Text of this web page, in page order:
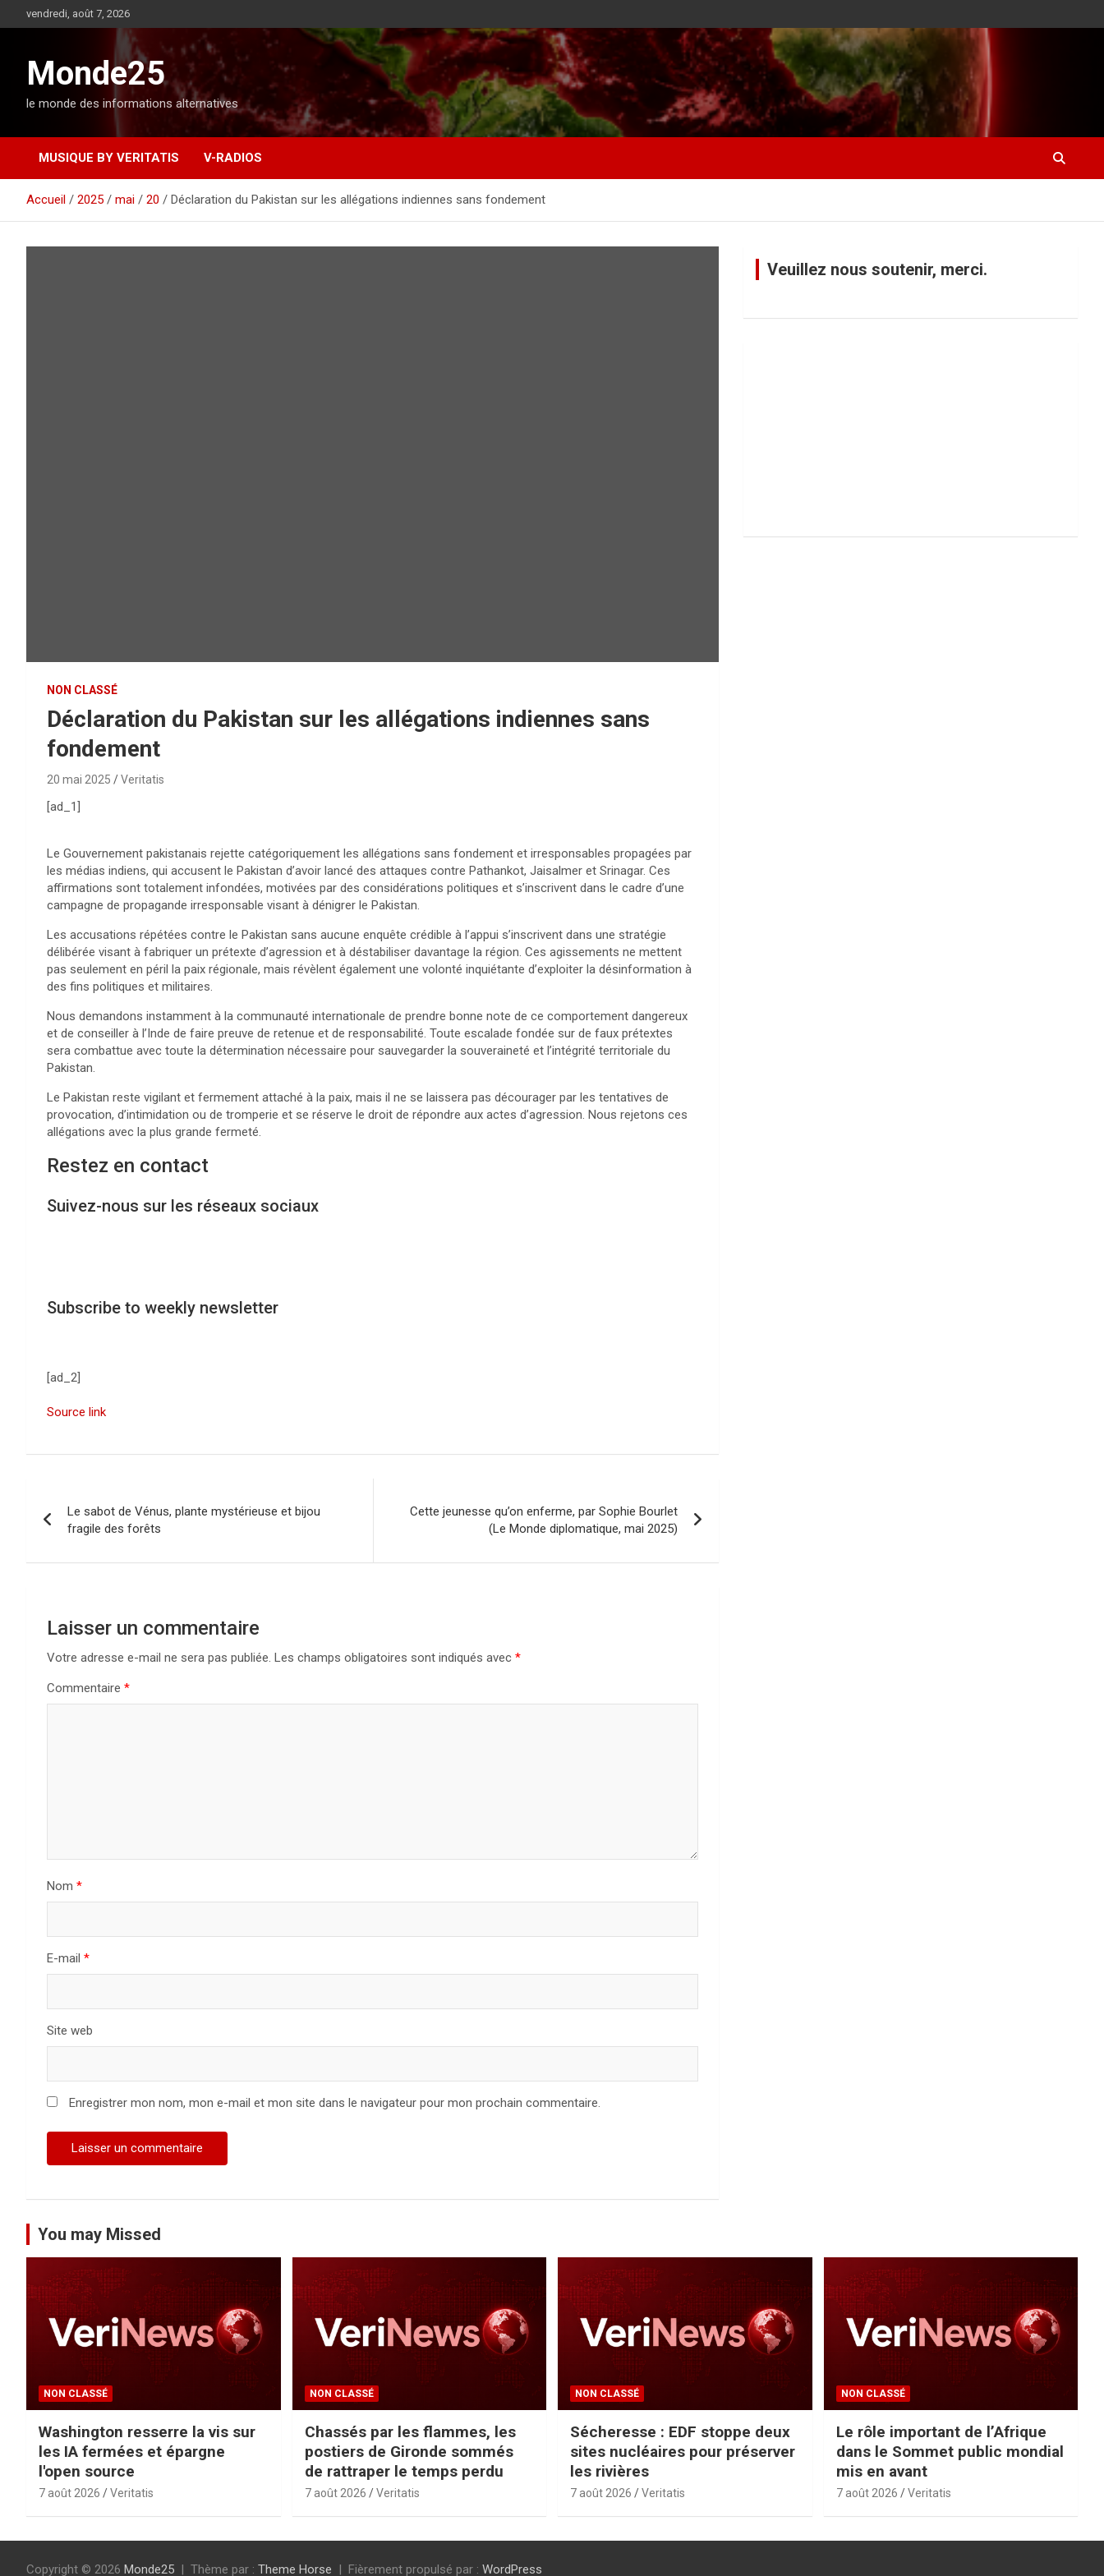
l
t
vendredi, août 7, 2026
Monde25
le monde des informations alternatives
MUSIQUE BY VERITATIS V-RADIOS
Accueil 2025 mai 20 Déclaration du Pakistan sur les allégations indiennes sans fondement
NON CLASSÉ
Déclaration du Pakistan sur les allégations indiennes sans
fondement
20 mai 2025 Veritatis
[ad_1]
Le Gouvernement pakistanais rejette catégoriquement les allégations sans fondement et irresponsables propagées par
les médias indiens, qui accusent le Pakistan d’avoir lancé des attaques contre Pathankot, Jaisalmer et Srinagar. Ces
affirmations sont totalement infondées, motivées par des considérations politiques et s’inscrivent dans le cadre d’une
campagne de propagande irresponsable visant à dénigrer le Pakistan.
Les accusations répétées contre le Pakistan sans aucune enquête crédible à l’appui s’inscrivent dans une stratégie
délibérée visant à fabriquer un prétexte d’agression et à déstabiliser davantage la région. Ces agissements ne mettent
pas seulement en péril la paix régionale, mais révèlent également une volonté inquiétante d’exploiter la désinformation à
des fins politiques et militaires.
Nous demandons instamment à la communauté internationale de prendre bonne note de ce comportement dangereux
et de conseiller à l’Inde de faire preuve de retenue et de responsabilité. Toute escalade fondée sur de faux prétextes
sera combattue avec toute la détermination nécessaire pour sauvegarder la souveraineté et l’intégrité territoriale du
Pakistan.
Le Pakistan reste vigilant et fermement attaché à la paix, mais il ne se laissera pas décourager par les tentatives de
provocation, d’intimidation ou de tromperie et se réserve le droit de répondre aux actes d’agression. Nous rejetons ces
allégations avec la plus grande fermeté.
Restez en contact
Suivez-nous sur les réseaux sociaux
Subscribe to weekly newsletter
[ad_2]
Source link
v
Le sabot de Vénus, plante mystérieuse et bijou
fragile des forêts
Cette jeunesse qu’on enferme, par Sophie Bourlet
(Le Monde diplomatique, mai 2025)
Laisser un commentaire
Votre adresse e-mail ne sera pas publiée. Les champs obligatoires sont indiqués avec *
Commentaire *
Nom *
E-mail *
Site web
Enregistrer mon nom, mon e-mail et mon site dans le navigateur pour mon prochain commentaire.
Veuillez nous soutenir, merci.
You may Missed
NON CLASSÉ
Washington resserre la vis sur
les IA fermées et épargne
l'open source
7 août 2026 Veritatis
NON CLASSÉ
Chassés par les flammes, les
postiers de Gironde sommés
de rattraper le temps perdu
7 août 2026 Veritatis
NON CLASSÉ
Sécheresse : EDF stoppe deux
sites nucléaires pour préserver
les rivières
7 août 2026 Veritatis
NON CLASSÉ
Le rôle important de l’Afrique
dans le Sommet public mondial
mis en avant
7 août 2026 Veritatis
Copyright © 2026 Monde25 Thème par : Theme Horse Fièrement propulsé par : WordPress